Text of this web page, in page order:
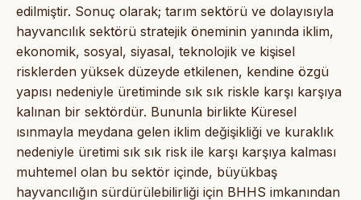
edilmiştir. Sonuç olarak; tarım sektörü ve dolayısıyla
hayvancılık sektörü stratejik öneminin yanında iklim,
ekonomik, sosyal, siyasal, teknolojik ve kişisel
risklerden yüksek düzeyde etkilenen, kendine özgü
yapısı nedeniyle üretiminde sık sık riskle karşı karşıya
kalınan bir sektördür. Bununla birlikte Küresel
ısınmayla meydana gelen iklim değişikliği ve kuraklık
nedeniyle üretimi sık sık risk ile karşı karşıya kalması
muhtemel olan bu sektör içinde, büyükbaş
hayvancılığın sürdürülebilirliği için BHHS imkanından